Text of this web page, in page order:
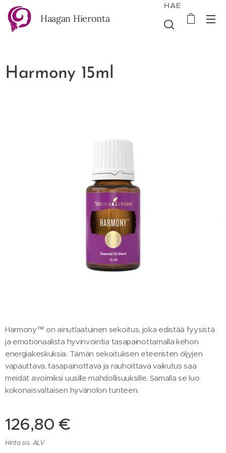
Haagan Hieronta
HAE
Harmony 15ml
Harmony™ on ainutlaatuinen sekoitus, joka edistää fyysistä
ja emotionaalista hyvinvointia tasapainottamalla kehon
energiakeskuksia. Tämän sekoituksen eteeristen öljyjen
vapauttava, tasapainottava ja rauhoittava vaikutus saa
meidät avoimiksi uusille mahdollisuuksille. Samalla se luo
kokonaisvaltaisen hyvänolon tunteen.
126,80 €
Hinta sis. ALV